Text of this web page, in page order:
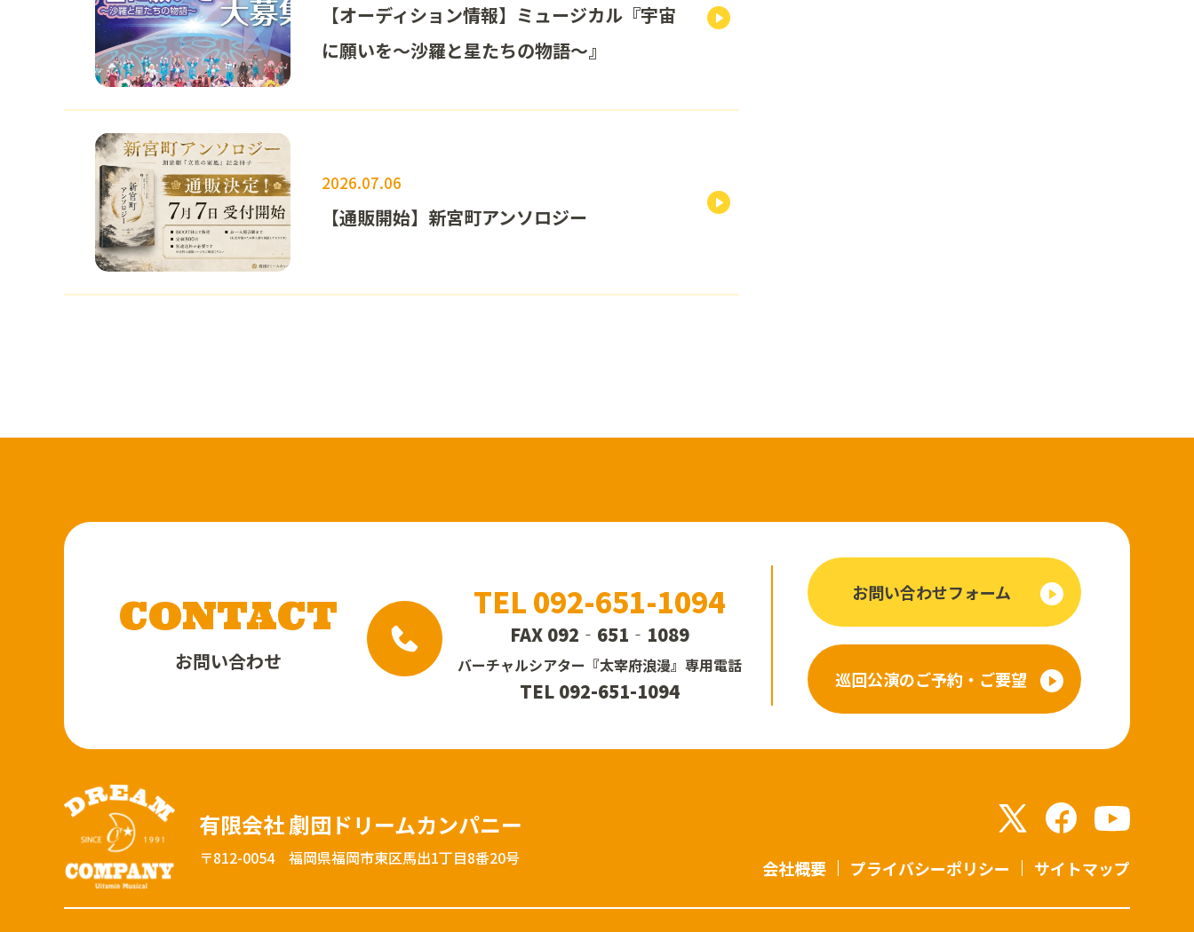
【オーディション情報】ミュージカル『宇宙
に願いを～沙羅と星たちの物語～』
2026.07.06
【通販開始】新宮町アンソロジー
CONTACT
お問い合わせ
TEL 092-651-1094
FAX 092‐651‐1089
バーチャルシアター 『太宰府浪漫』 専用電話
TEL 092-651-1094
お問い合わせフォーム
巡回公演のご予約・ご要望
有限会社 劇団ドリームカンパニー
〒812-0054 福岡県福岡市東区馬出1丁目8番20号 会社概要 プライバシーポリシー サイトマップ